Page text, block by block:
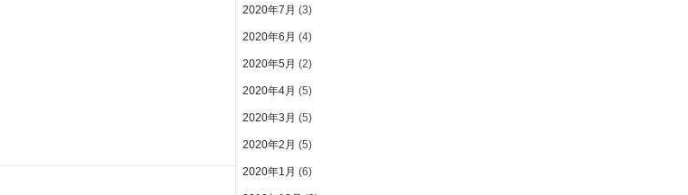
2020年7月 (3)
2020年6月 (4)
2020年5月 (2)
2020年4月 (5)
2020年3月 (5)
2020年2月 (5)
2020年1月 (6)